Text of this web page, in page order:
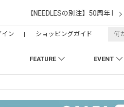
Track Pant
FEATURE EVENT
イン | ショッピングガイド